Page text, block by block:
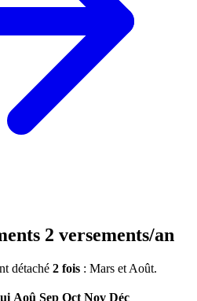
2 versements/an
détaché 2 fois : Mars et Août.
Aoû Sep Oct Nov Déc